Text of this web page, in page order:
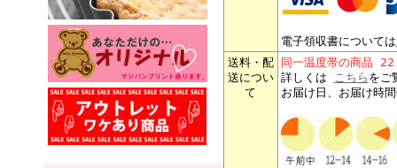
電子領収書については
送料・配
送につい
て
同一温度帯の商品
詳しくは こちら をご
お届け日、お届け時